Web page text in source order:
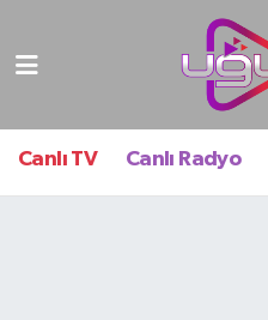
Canlı TV Canlı Radyo
Nöbetçi Eczaneler
Hava Durumu